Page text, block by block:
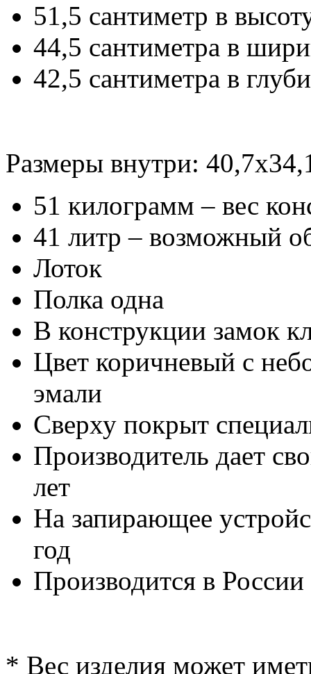
51,5 сантиметр в
44,5 сантиметра в
42,5 сантиметра в
Размеры внутри:
51 килограмм – вес
41 литр – возможный
Лоток
Полка одна
В конструкции замок
Цвет коричневый с
эмали
Сверху покрыт
Производитель дает
лет
На запирающее
год
Производится в
* Вес изделия может